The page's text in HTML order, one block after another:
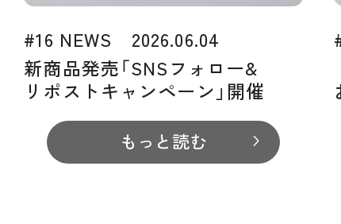
#16 NEWS 2026.06.04
新商品発売「SNSフォロー&
リポストキャンペーン」開催
もっと読む